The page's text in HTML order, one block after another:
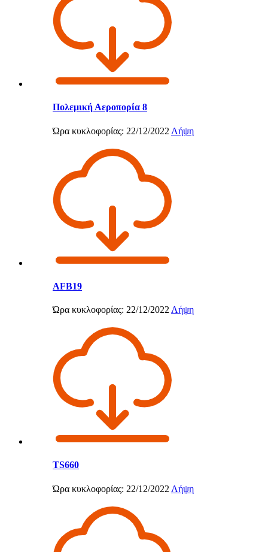
Πολεμική Αεροπορία 8
Ώρα κυκλοφορίας: 22/12/2022 Λήψη
AFB19
Ώρα κυκλοφορίας: 22/12/2022 Λήψη
TS660
Ώρα κυκλοφορίας: 22/12/2022 Λήψη